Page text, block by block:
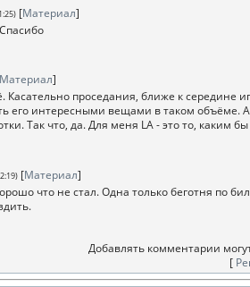
[Материал]
Материал]
проседания, ближе к середине
его интересными вещами в таком объёме.
Так что, да. Для меня LA - это то, каким
[Материал]
что не стал. Одна только беготня по
Добавлять комментарии
[